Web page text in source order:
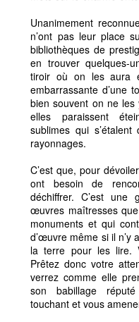
Unanimement
n’ont pas leur place
bibliothèques de
en trouver quelques-
tiroir où on les aura
embarrassante d’une
bien souvent on ne
elles paraissent
sublimes qui
rayonnages.
C’est que, pour
ont besoin de
déchiffrer. C’est une
œuvres maîtresses
monuments et qui
d’œuvre même si il n’y
la terre pour les lire.
Prêtez donc votre
verrez comme elle
son babillage
touchant et vous